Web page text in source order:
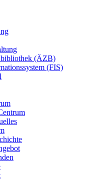
(ÄZB)
(FIS)